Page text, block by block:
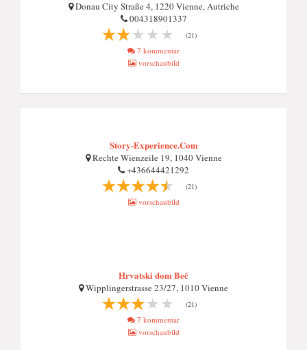
Donau City Straße 4, 1220 Vienne, Autriche
004318901337
(21)
7 kommentar
vorschaubild
Story-Experience.Com
Rechte Wienzeile 19, 1040 Vienne
+436644421292
(21)
vorschaubild
Hrvatski dom Beč
Wipplingerstrasse 23/27, 1010 Vienne
(21)
7 kommentar
vorschaubild